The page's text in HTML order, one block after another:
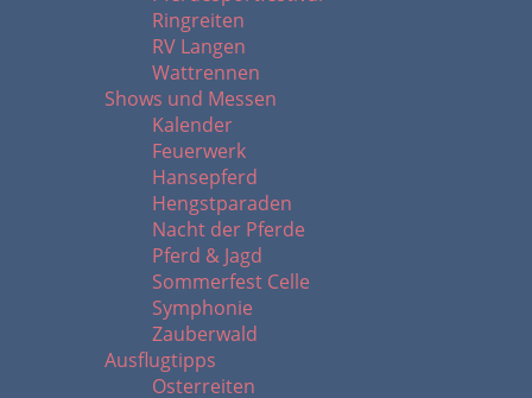
Ringreiten
RV Langen
Wattrennen
Shows und Messen
Kalender
Feuerwerk
Hansepferd
Hengstparaden
Nacht der Pferde
Pferd & Jagd
Sommerfest Celle
Symphonie
Zauberwald
Ausflugtipps
Osterreiten